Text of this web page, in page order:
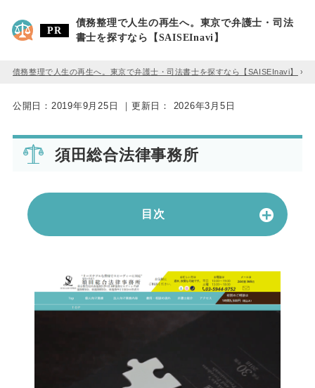
債務整理で人生の再生へ。東京で弁護士・司法
書士を探すなら【SAISEInavi】
債務整理で人生の再生へ。東京で弁護士・司法書士を探すなら【SAISEInavi】 »
公開日： 2019年9月25日 ｜更新日： 2026年3月5日
須田総合法律事務所
目次